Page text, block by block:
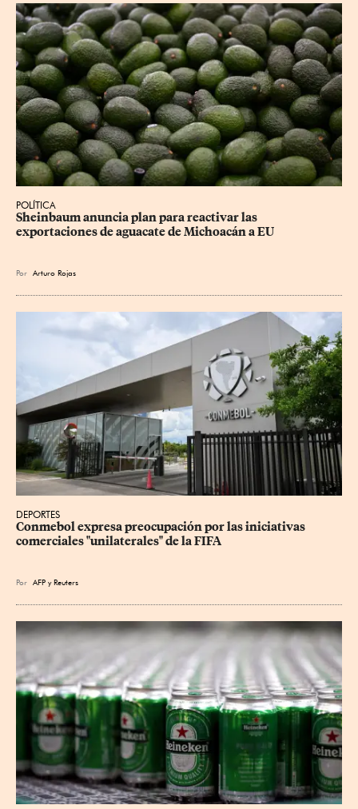
POLÍTICA
Sheinbaum anuncia plan para reactivar las
exportaciones de aguacate de Michoacán a EU
Por Arturo Rojas
DEPORTES
Conmebol expresa preocupación por las iniciativas
comerciales "unilaterales" de la FIFA
Por AFP yReuters